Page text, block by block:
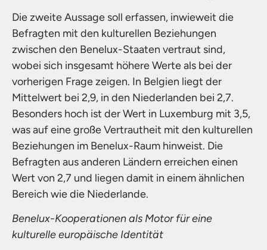
Die zweite Aussage soll erfassen, inwieweit die
Befragten mit den kulturellen Beziehungen
zwischen den Benelux-Staaten vertraut sind,
wobei sich insgesamt höhere Werte als bei der
vorherigen Frage zeigen. In Belgien liegt der
Mittelwert bei 2,9, in den Niederlanden bei 2,7.
Besonders hoch ist der Wert in Luxemburg mit 3,5,
was auf eine große Vertrautheit mit den kulturellen
Beziehungen im Benelux-Raum hinweist. Die
Befragten aus anderen Ländern erreichen einen
Wert von 2,7 und liegen damit in einem ähnlichen
Bereich wie die Niederlande.
Benelux-Kooperationen als Motor für eine
kulturelle europäische Identität